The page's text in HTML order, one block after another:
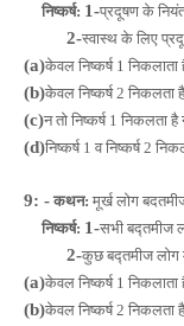
निष्कर्ष: 1-प्रदूषण के
2-स्वास्थ के लिए
(a)केवल निष्कर्ष 1 निकलाता
(b)केवल निष्कर्ष 2 निकलता है
(c)न तो निष्कर्ष 1 निकलता है
(d)निष्कर्ष 1 व निष्कर्ष 2
9: - कथन: मूर्ख लोग
निष्कर्ष: 1-सभी बद्तमीज
2-कुछ बद्तमीज लोग
(a)केवल निष्कर्ष 1 निकलाता
(b)केवल निष्कर्ष 2 निकलता है